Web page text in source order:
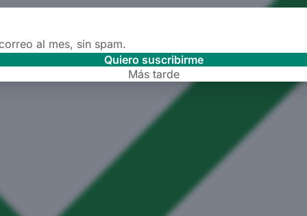
al mes, sin spam.
Quiero suscribirme
Más tarde